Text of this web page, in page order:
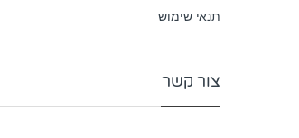
תנאי שימוש
צור קשר